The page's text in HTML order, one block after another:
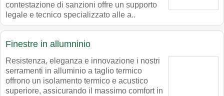
contestazione di sanzioni offre un supporto
legale e tecnico specializzato alle a..
Finestre in allumninio
Resistenza, eleganza e innovazione i nostri
serramenti in alluminio a taglio termico
offrono un isolamento termico e acustico
superiore, assicurando il massimo comfort in